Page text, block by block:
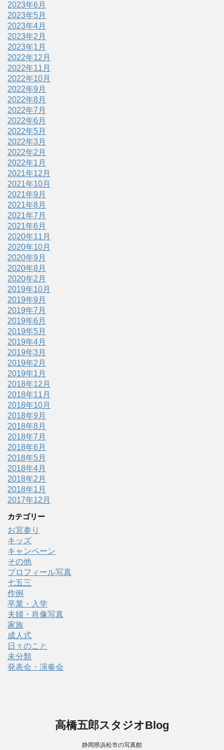
2023年6月
2023年5月
2023年4月
2023年2月
2023年1月
2022年12月
2022年11月
2022年10月
2022年9月
2022年8月
2022年7月
2022年6月
2022年5月
2022年3月
2022年2月
2022年1月
2021年12月
2021年10月
2021年9月
2021年8月
2021年7月
2021年6月
2020年11月
2020年10月
2020年9月
2020年8月
2020年2月
2019年10月
2019年9月
2019年7月
2019年6月
2019年5月
2019年4月
2019年3月
2019年2月
2019年1月
2018年12月
2018年11月
2018年10月
2018年9月
2018年8月
2018年7月
2018年6月
2018年5月
2018年4月
2018年2月
2018年1月
2017年12月
カテゴリー
お宮参り
キッズ
キャンペーン
その他
プロフィール写真
七五三
作例
卒業・入学
夫婦・肖像写真
家族
成人式
日々のこと
未分類
発表会・演奏会
高橋五郎スタジオBlog
静岡県浜松市の写真館